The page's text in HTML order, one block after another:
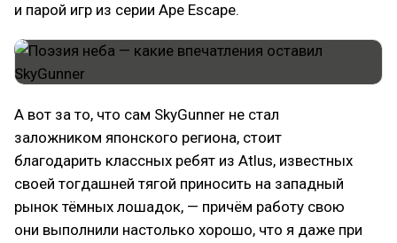
и парой игр из серии Ape Escape.
А вот за то, что сам SkyGunner не стал
заложником японского региона, стоит
благодарить классных ребят из Atlus, известных
своей тогдашней тягой приносить на западный
рынок тёмных лошадок, — причём работу свою
они выполнили настолько хорошо, что я даже при